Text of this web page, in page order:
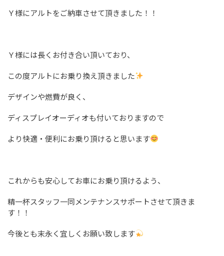
Ｙ様にアルトをご納車させて頂きました！！
Ｙ様には長くお付き合い頂いており、
この度アルトにお乗り換え頂きました
デザインや燃費が良く、
ディスプレイオーディオも付いておりますので
より快適・便利にお乗り頂けると思います
これからも安心してお車にお乗り頂けるよう、
精一杯スタッフ一同メンテナンスサポートさせて頂きま
す！！
今後とも末永く宜しくお願い致します